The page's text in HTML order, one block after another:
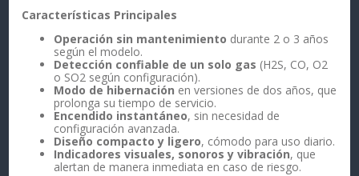
Características Principales
Operación sin mantenimiento durante 2 o 3 años
según el modelo.
Detección confiable de un solo gas (H2S, CO, O2
o SO2 según configuración).
Modo de hibernación en versiones de dos años, que
prolonga su tiempo de servicio.
Encendido instantáneo, sin necesidad de
configuración avanzada.
Diseño compacto y ligero, cómodo para uso diario.
Indicadores visuales, sonoros y vibración, que
alertan de manera inmediata en caso de riesgo.